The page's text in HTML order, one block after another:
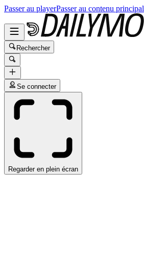
Passer au playerPasser au contenu principal
Rechercher
Se connecter
Regarder en plein écran